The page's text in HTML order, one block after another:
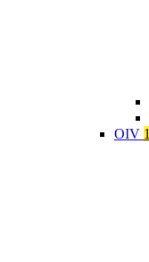
OIV 1